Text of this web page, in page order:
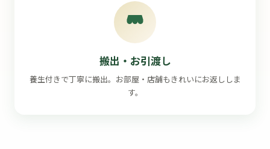
搬出・お引渡し
養生付きで丁寧に搬出。お部屋・店舗もきれいにお返ししま
す。